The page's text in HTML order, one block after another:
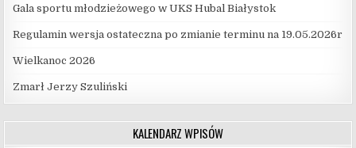
Gala sportu młodzieżowego w UKS Hubal Białystok
Regulamin wersja ostateczna po zmianie terminu na 19.05.2026r
Wielkanoc 2026
Zmarł Jerzy Szuliński
KALENDARZ WPISÓW